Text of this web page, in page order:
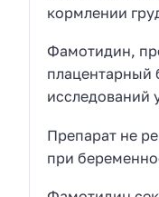
кормлении
Фамотидин,
плацентарный
исследований
Препарат не
при